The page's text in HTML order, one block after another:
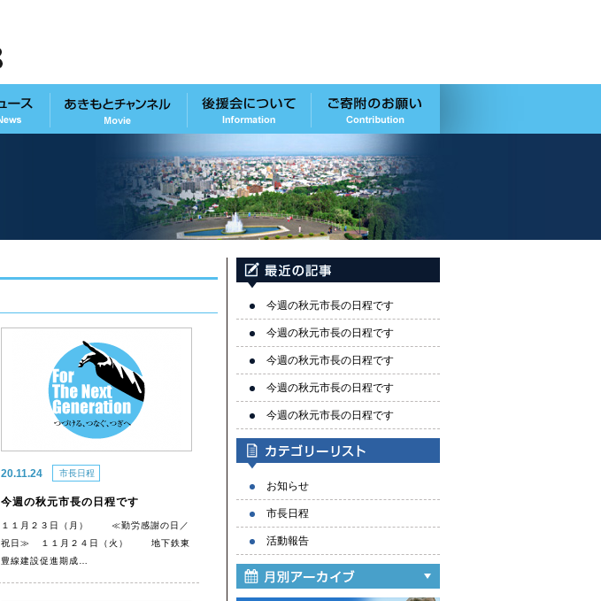
20.11.24 市長日程
今週の秋元市長の日程です
１１月２３日（月） ≪勤労感謝の日／
祝日≫ １１月２４日（火） 地下鉄東
豊線建設促進期成…
今週の秋元市長の日程です
今週の秋元市長の日程です
今週の秋元市長の日程です
今週の秋元市長の日程です
今週の秋元市長の日程です
お知らせ
市長日程
活動報告